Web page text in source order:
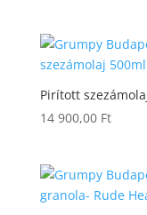
Pirított
14 900,00 Ft